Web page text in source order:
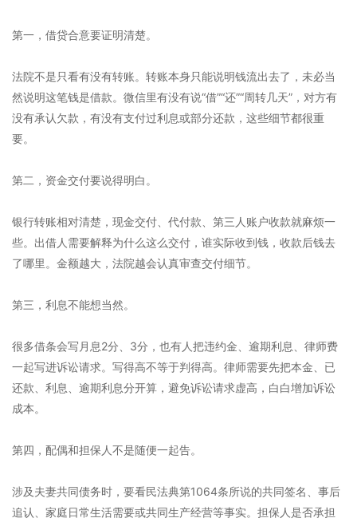
第一，借贷合意要证明清楚。
法院不是只看有没有转账。转账本身只能说明钱流出去了，未必当
然说明这笔钱是借款。微信里有没有说“借”“还”“周转几天”，对方有
没有承认欠款，有没有支付过利息或部分还款，这些细节都很重
要。
第二，资金交付要说得明白。
银行转账相对清楚，现金交付、代付款、第三人账户收款就麻烦一
些。出借人需要解释为什么这么交付，谁实际收到钱，收款后钱去
了哪里。金额越大，法院越会认真审查交付细节。
第三，利息不能想当然。
很多借条会写月息2分、3分，也有人把违约金、逾期利息、律师费
一起写进诉讼请求。写得高不等于判得高。律师需要先把本金、已
还款、利息、逾期利息分开算，避免诉讼请求虚高，白白增加诉讼
成本。
第四，配偶和担保人不是随便一起告。
涉及夫妻共同债务时，要看民法典第1064条所说的共同签名、事后
追认、家庭日常生活需要或共同生产经营等事实。担保人是否承担